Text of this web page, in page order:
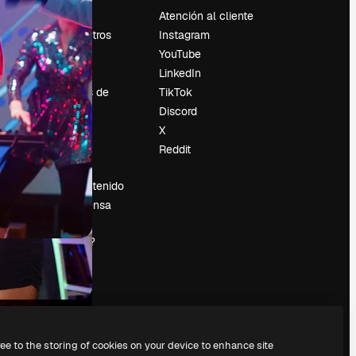
Precios
Sobre nosotros
Reviews
Empleo
Tendencias de
búsqueda
Blog
Eventos
Slidesgo
Vender contenido
Sala de prensa
magnific.ai?
Atención al cliente
Instagram
YouTube
LinkedIn
TikTok
Discord
X
Reddit
to the storing of cookies on your device to enhance site